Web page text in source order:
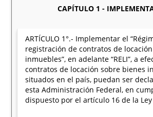
CAPÍTULO 1 -
ARTÍCULO 1°.- Implementar el
registración de contratos de
inmuebles”, en adelante “RELI”, a
contratos de locación sobre bienes
situados en el país, puedan ser
esta Administración Federal, en
dispuesto por el artículo 16 de la Ley